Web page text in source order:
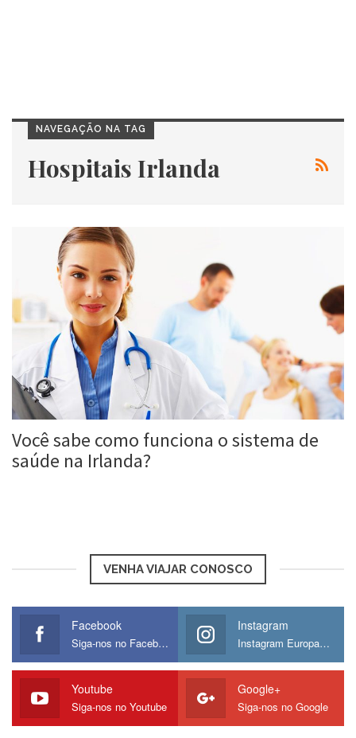
NAVEGAÇÃO NA TAG
Hospitais Irlanda
Você sabe como funciona o sistema de
saúde na Irlanda?
VENHA VIAJAR CONOSCO
Facebook
Siga-nos no Facebook
Instagram
Instagram Europamos
Youtube
Siga-nos no Youtube
Google+
Siga-nos no Google